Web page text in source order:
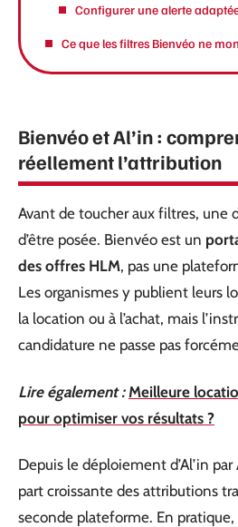
Configurer une alerte
Ce que les filtres Bienvéo ne
Bienvéo et Al’in :
réellement l’attribution
Avant de toucher aux filtres, une
d’être posée. Bienvéo est un
des offres HLM, pas une
Les organismes y publient leurs
la location ou à l’achat, mais
candidature ne passe pas
Lire également : Meilleure
pour optimiser vos résultats ?
Depuis le déploiement d’Al’in
part croissante des attributions
seconde plateforme. En pratique,